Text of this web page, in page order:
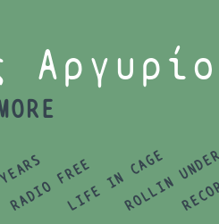
RADIO FREELIFE IN CAGE
ROLLIN